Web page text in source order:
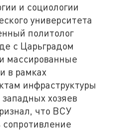
и социологии
университета
политолог
с Царьградом
массированные
в рамках
инфраструктуры
хозяев
что ВСУ